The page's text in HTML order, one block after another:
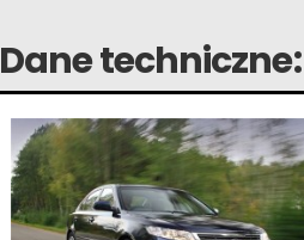
Dane techniczne: